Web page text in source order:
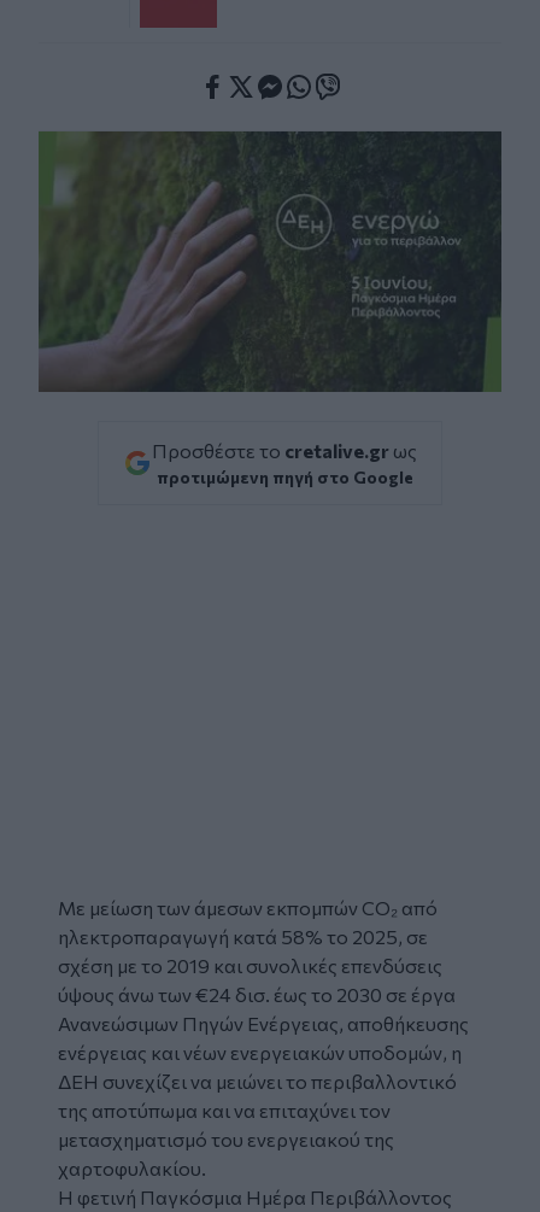
Προσθέστε το cretalive.gr ως
προτιμώμενη πηγή στο Google
Με μείωση των άμεσων εκπομπών CO₂ από
ηλεκτροπαραγωγή κατά 58% το 2025, σε
σχέση με το 2019 και συνολικές επενδύσεις
ύψους άνω των €24 δισ. έως το 2030 σε έργα
Ανανεώσιμων Πηγών Ενέργειας, αποθήκευσης
ενέργειας και νέων ενεργειακών υποδομών, η
ΔΕΗ συνεχίζει να μειώνει το περιβαλλοντικό
της αποτύπωμα και να επιταχύνει τον
μετασχηματισμό του ενεργειακού της
χαρτοφυλακίου.
Η φετινή Παγκόσμια Ημέρα Περιβάλλοντος